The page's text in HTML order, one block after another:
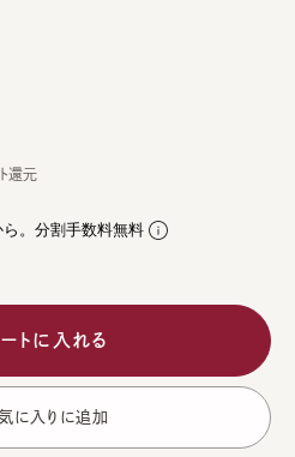
ら。分割手数料無料
還元
トに入れる
に入りに追加